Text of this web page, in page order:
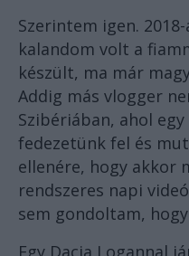
Szerintem igen.
kalandom volt a
készült, ma már
Addig más vlogger
Szibériában, ahol
fedezetünk fel és
ellenére, hogy akkor
rendszeres napi
sem gondoltam,
Egy Dacia Logannal